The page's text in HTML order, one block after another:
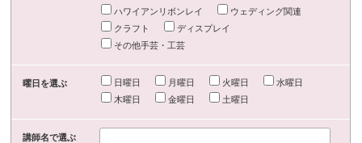
ハワイアンリボンレイ
ウェディング関連
クラフト
ディスプレイ
その他手芸・工芸
曜日を選ぶ 日曜日 月曜日 火曜日
水曜日
木曜日
金曜日 土曜日
講師名で選ぶ